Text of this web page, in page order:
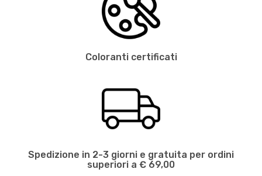
Coloranti certificati
Spedizione in 2-3 giorni e gratuita per ordini
superiori a € 69,00